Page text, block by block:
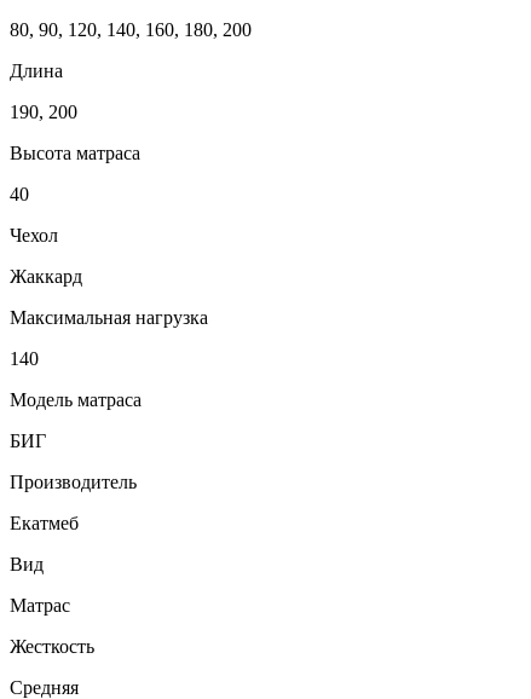
80, 90, 120, 140, 160, 180, 200
Длина
190, 200
Высота матраса
40
Чехол
Жаккард
Максимальная нагрузка
140
Модель матраса
БИГ
Производитель
Екатмеб
Вид
Матрас
Жесткость
Средняя